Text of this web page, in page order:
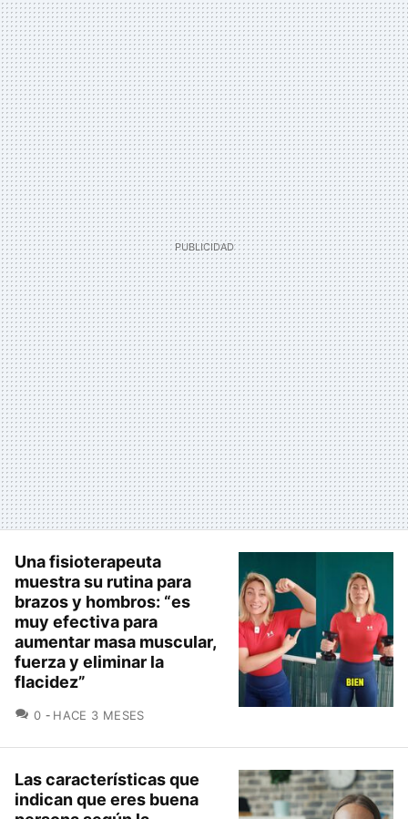
Una fisioterapeuta
muestra su rutina para
brazos y hombros: “es
muy efectiva para
aumentar masa muscular,
fuerza y eliminar la
flacidez”
0 COMENTARIOS
HACE 3 MESES
Las características que
indican que eres buena